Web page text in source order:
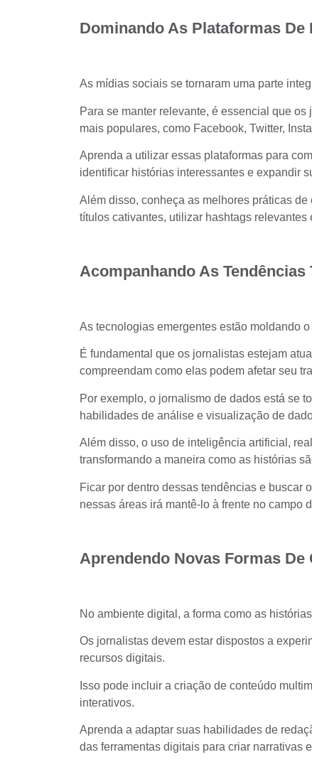
Dominando As Plataformas De
As mídias sociais se tornaram uma parte
Para se manter relevante, é essencial que
mais populares, como Facebook, Twitter,
Aprenda a utilizar essas plataformas para
identificar histórias interessantes e expandir
Além disso, conheça as melhores práticas
títulos cativantes, utilizar hashtags
Acompanhando As Tendências
As tecnologias emergentes estão moldando
É fundamental que os jornalistas estejam
compreendam como elas podem afetar seu
Por exemplo, o jornalismo de dados está se
habilidades de análise e visualização de
Além disso, o uso de inteligência artificial,
transformando a maneira como as histórias
Ficar por dentro dessas tendências e buscar
nessas áreas irá mantê-lo à frente no campo
Aprendendo Novas Formas
No ambiente digital, a forma como as
Os jornalistas devem estar dispostos a
recursos digitais.
Isso pode incluir a criação de conteúdo
interativos.
Aprenda a adaptar suas habilidades de
das ferramentas digitais para criar narrativas